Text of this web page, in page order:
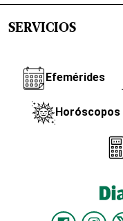
SERVICIOS
Efemérides
Horóscopos